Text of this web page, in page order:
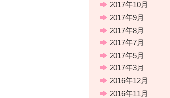
2017年10月
2017年9月
2017年8月
2017年7月
2017年5月
2017年3月
2016年12月
2016年11月